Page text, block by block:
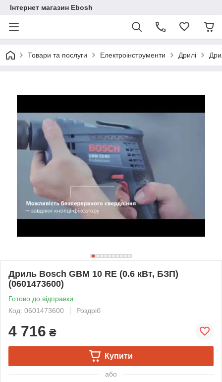
Інтернет магазин Ebosh
Товари та послуги Електроінструменти Дрилі
Дриль Bosch GBM 10 RE (0.6 кВт, БЗП)
(0601473600)
Готово до відправки
Код: 0601473600
Роздріб
4 716 ₴
Купити
або